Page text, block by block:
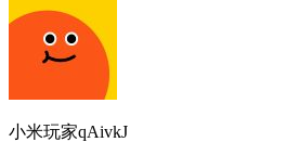
小米玩家qAivkJ